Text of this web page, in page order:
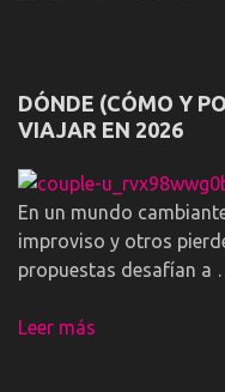
DÓNDE (CÓMO Y
VIAJAR EN 2026
En un mundo
improviso y otros
propuestas desafían a
Leer más